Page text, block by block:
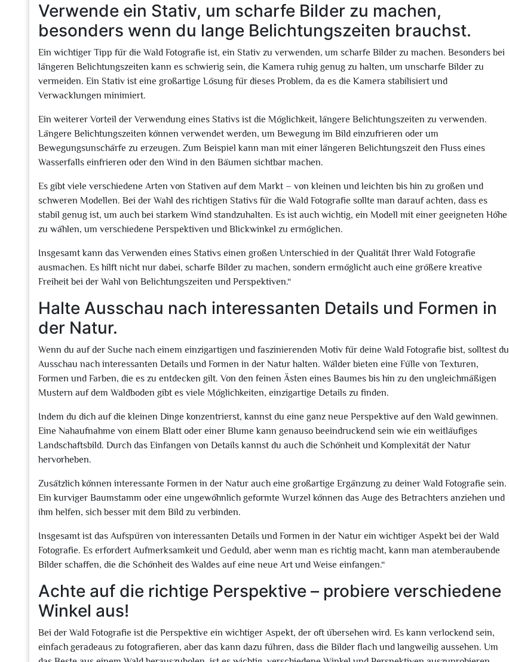
Verwende ein Stativ, um scharfe Bilder zu machen,
besonders wenn du lange Belichtungszeiten brauchst.
Ein wichtiger Tipp für die Wald Fotografie ist, ein Stativ zu verwenden, um scharfe Bilder zu machen. Besonders bei
längeren Belichtungszeiten kann es schwierig sein, die Kamera ruhig genug zu halten, um unscharfe Bilder zu
vermeiden. Ein Stativ ist eine großartige Lösung für dieses Problem, da es die Kamera stabilisiert und
Verwacklungen minimiert.
Ein weiterer Vorteil der Verwendung eines Stativs ist die Möglichkeit, längere Belichtungszeiten zu verwenden.
Längere Belichtungszeiten können verwendet werden, um Bewegung im Bild einzufrieren oder um
Bewegungsunschärfe zu erzeugen. Zum Beispiel kann man mit einer längeren Belichtungszeit den Fluss eines
Wasserfalls einfrieren oder den Wind in den Bäumen sichtbar machen.
Es gibt viele verschiedene Arten von Stativen auf dem Markt – von kleinen und leichten bis hin zu großen und
schweren Modellen. Bei der Wahl des richtigen Stativs für die Wald Fotografie sollte man darauf achten, dass es
stabil genug ist, um auch bei starkem Wind standzuhalten. Es ist auch wichtig, ein Modell mit einer geeigneten Höhe
zu wählen, um verschiedene Perspektiven und Blickwinkel zu ermöglichen.
Insgesamt kann das Verwenden eines Stativs einen großen Unterschied in der Qualität Ihrer Wald Fotografie
ausmachen. Es hilft nicht nur dabei, scharfe Bilder zu machen, sondern ermöglicht auch eine größere kreative
Freiheit bei der Wahl von Belichtungszeiten und Perspektiven.“
Halte Ausschau nach interessanten Details und Formen in
der Natur.
Wenn du auf der Suche nach einem einzigartigen und faszinierenden Motiv für deine Wald Fotografie bist, solltest du
Ausschau nach interessanten Details und Formen in der Natur halten. Wälder bieten eine Fülle von Texturen,
Formen und Farben, die es zu entdecken gilt. Von den feinen Ästen eines Baumes bis hin zu den ungleichmäßigen
Mustern auf dem Waldboden gibt es viele Möglichkeiten, einzigartige Details zu finden.
Indem du dich auf die kleinen Dinge konzentrierst, kannst du eine ganz neue Perspektive auf den Wald gewinnen.
Eine Nahaufnahme von einem Blatt oder einer Blume kann genauso beeindruckend sein wie ein weitläufiges
Landschaftsbild. Durch das Einfangen von Details kannst du auch die Schönheit und Komplexität der Natur
hervorheben.
Zusätzlich können interessante Formen in der Natur auch eine großartige Ergänzung zu deiner Wald Fotografie sein.
Ein kurviger Baumstamm oder eine ungewöhnlich geformte Wurzel können das Auge des Betrachters anziehen und
ihm helfen, sich besser mit dem Bild zu verbinden.
Insgesamt ist das Aufspüren von interessanten Details und Formen in der Natur ein wichtiger Aspekt bei der Wald
Fotografie. Es erfordert Aufmerksamkeit und Geduld, aber wenn man es richtig macht, kann man atemberaubende
Bilder schaffen, die die Schönheit des Waldes auf eine neue Art und Weise einfangen.“
Achte auf die richtige Perspektive – probiere verschiedene
Winkel aus!
Bei der Wald Fotografie ist die Perspektive ein wichtiger Aspekt, der oft übersehen wird. Es kann verlockend sein,
einfach geradeaus zu fotografieren, aber das kann dazu führen, dass die Bilder flach und langweilig aussehen. Um